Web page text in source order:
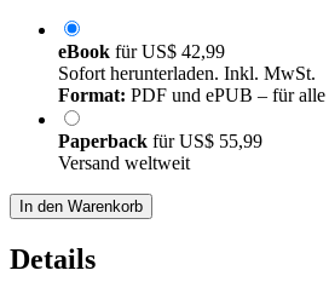
eBook fürUS$ 42,99
Sofort herunterladen. Inkl. MwSt.
Format: PDF und ePUB – für alle
Paperback fürUS$ 55,99
Versand weltweit
In den Warenkorb
Details